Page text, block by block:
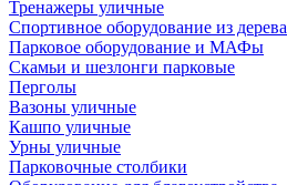
Тренажеры уличные
Спортивное оборудование из дерева
Парковое оборудование и МАФы
Скамьи и шезлонги парковые
Перголы
Вазоны уличные
Кашпо уличные
Урны уличные
Парковочные столбики